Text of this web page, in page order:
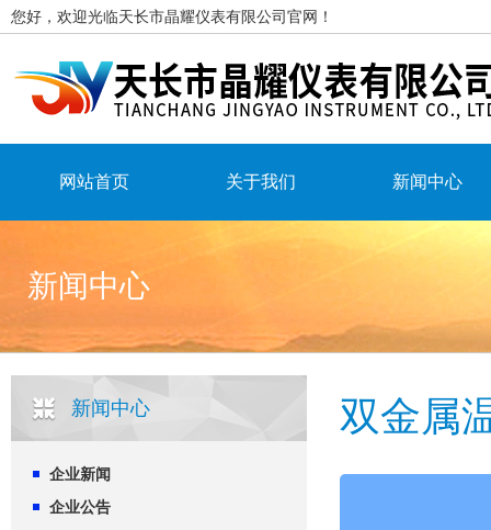
您好，欢迎光临天长市晶耀仪表有限公司官网！
网站首页 关于我们 新闻中心
新闻中心
新闻中心
企业新闻
企业公告
双金属